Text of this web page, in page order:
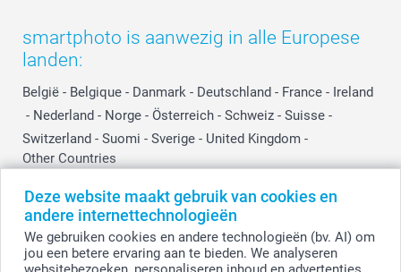
Deze website maakt gebruik van cookies en
andere internettechnologieën
We gebruiken cookies en andere technologieën (bv. AI) om
jou een betere ervaring aan te bieden. We analyseren
Privacy
Cookiebeleid
Reviews
Prijslijst
Investor Relations
smartbonus
smartfriends
service@smartphoto.nl
Affiliate partnerprogramma
Partnerships
Influencer partnerprogramma
Moederdag
Vaderdag
Huwelijk
smartphoto is aanwezig in alle Europese
landen:
België - Belgique - Danmark - Deutschland - France - Ireland
- Nederland - Norge - Österreich - Schweiz - Suisse -
Switzerland - Suomi - Sverige - United Kingdom -
Other Countries
Alle prijzen zijn in EURO (€) inclusief BTW en exclusief verzendkosten.